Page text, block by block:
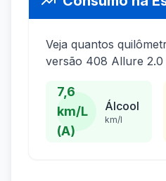
Veja quantos
versão 408 Allure 2.0
7,6
km/L
(A)
Álcool
km/l